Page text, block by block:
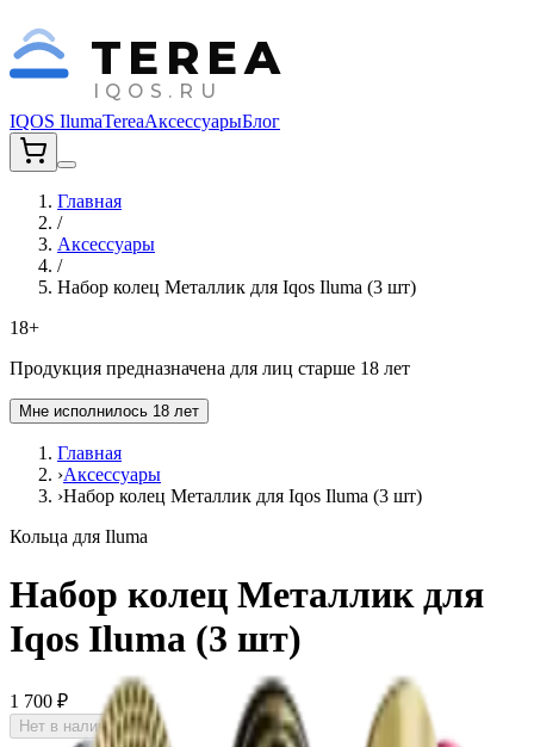
TEREA
IQOS.RU
IQOS IlumaTereaАксессуарыБлог
Главная
/
Аксессуары
/
Набор колец Металлик для Iqos Iluma (3 шт)
18+
Продукция предназначена для лиц старше 18 лет
Мне исполнилось 18 лет
Главная
›Аксессуары
›Набор колец Металлик для Iqos Iluma (3 шт)
Кольца для Iluma
Набор колец Металлик для
Iqos Iluma (3 шт)
1 700 ₽
Нет в наличии